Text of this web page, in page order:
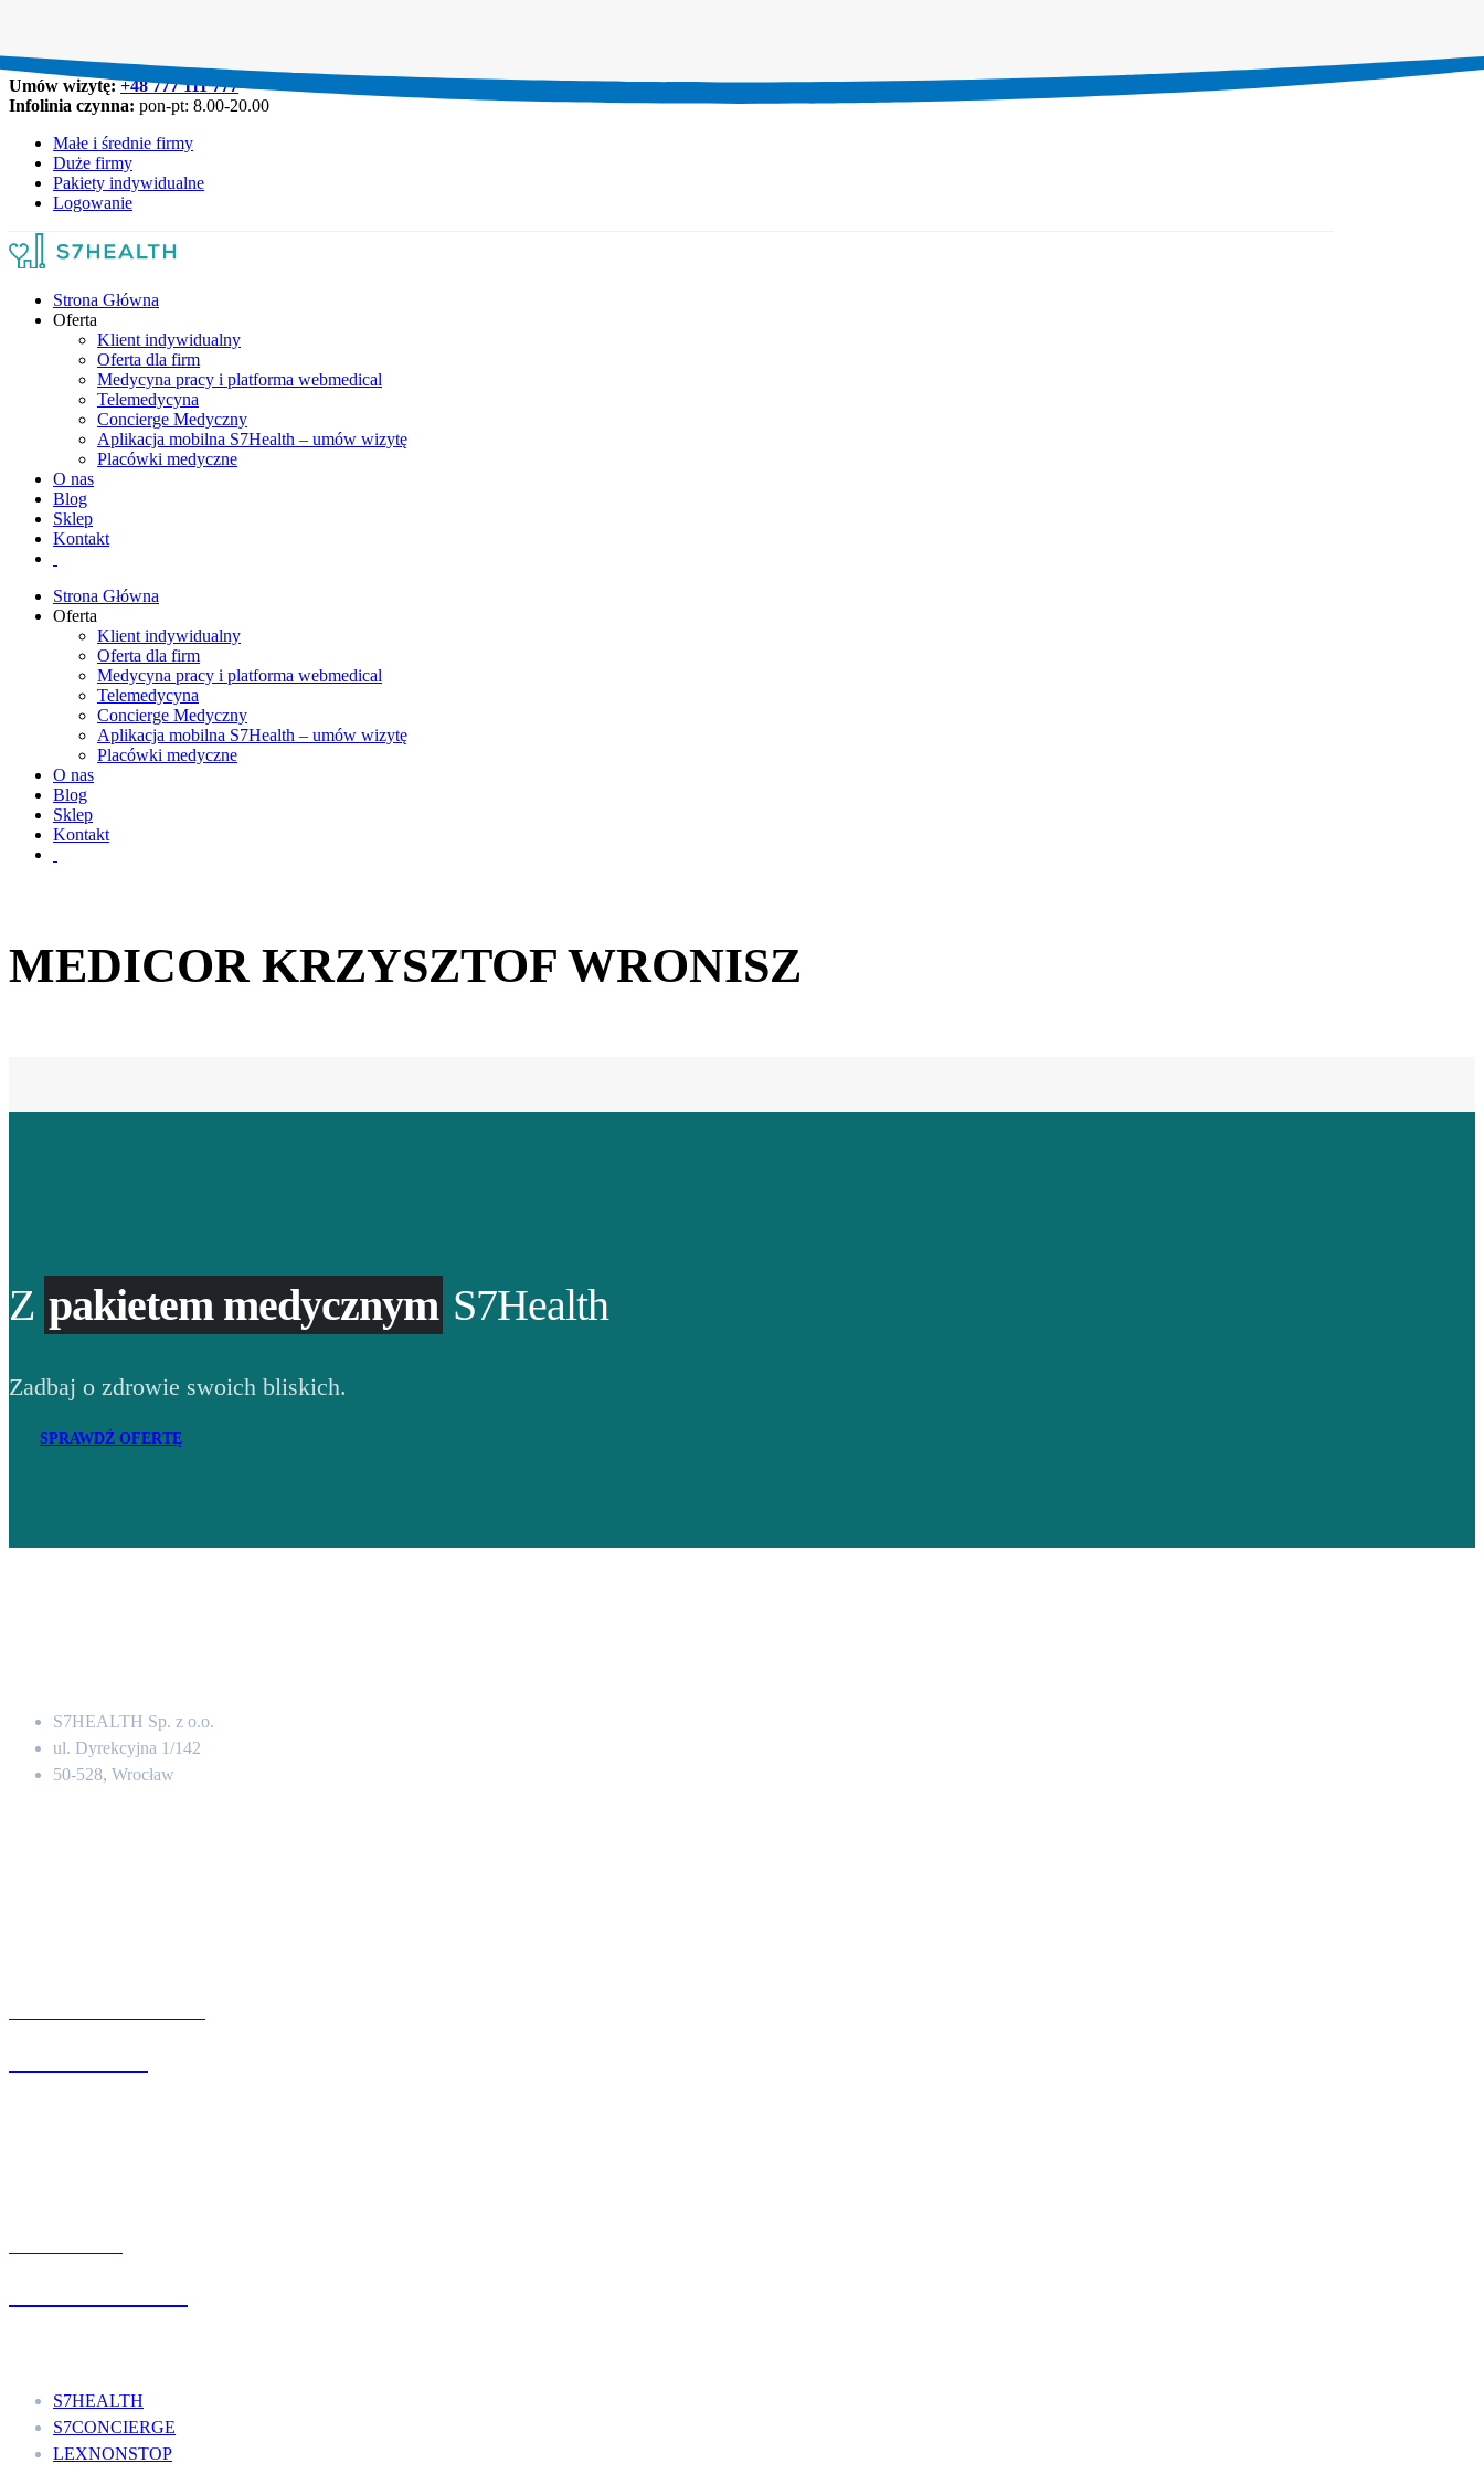
Umów wizytę:+48 777 111 777
Infolinia czynna: pon-pt: 8.00-20.00
Małe i średnie firmy
Duże firmy
Pakiety indywidualne
Logowanie
Strona Główna
Oferta
Klient indywidualny
Oferta dla firm
Medycyna pracy i platforma webmedical
Telemedycyna
Concierge Medyczny
Aplikacja mobilna S7Health – umów wizytę
Placówki medyczne
O nas
Blog
Sklep
Kontakt
Strona Główna
Oferta
Klient indywidualny
Oferta dla firm
Medycyna pracy i platforma webmedical
Telemedycyna
Concierge Medyczny
Aplikacja mobilna S7Health – umów wizytę
Placówki medyczne
O nas
Blog
Sklep
Kontakt
MEDICOR KRZYSZTOF WRONISZ
Z pakietem medycznym S7Health
Zadbaj o zdrowie swoich bliskich.
SPRAWDŹ OFERTĘ
S7HEALTH Sp. z o.o.
ul. Dyrekcyjna 1/142
50-528, Wrocław
S7HEALTH
S7CONCIERGE
LEXNONSTOP